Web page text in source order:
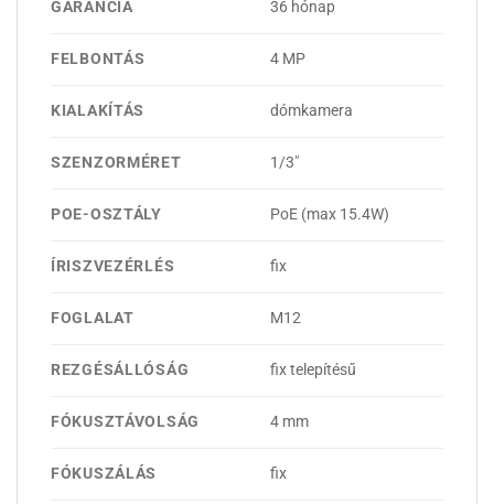
GARANCIA 36 hónap
FELBONTÁS 4 MP
KIALAKÍTÁS dómkamera
SZENZORMÉRET 1/3"
POE-OSZTÁLY PoE (max 15.4W)
ÍRISZVEZÉRLÉS fix
FOGLALAT M12
REZGÉSÁLLÓSÁG fix telepítésű
FÓKUSZTÁVOLSÁG 4 mm
FÓKUSZÁLÁS fix